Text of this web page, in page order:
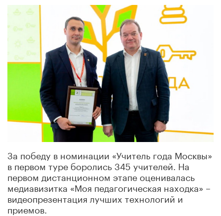
За победу в номинации «Учитель года Москвы»
в первом туре боролись 345 учителей. На
первом дистанционном этапе оценивалась
медиавизитка «Моя педагогическая находка» –
видеопрезентация лучших технологий и
приемов.